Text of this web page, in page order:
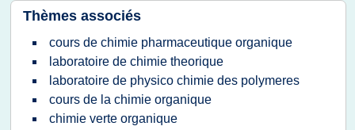
Thèmes associés
cours de chimie pharmaceutique organique
laboratoire de chimie theorique
laboratoire de physico chimie des polymeres
cours de la chimie organique
chimie verte organique